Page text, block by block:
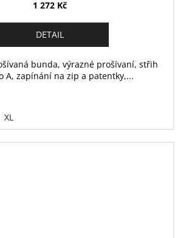
1 272 Kč
DETAIL
bunda, výrazné prošívaní, střih
A, zapínání na zip a patentky,...
XL